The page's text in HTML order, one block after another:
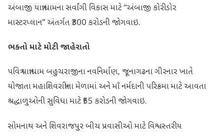
અંબાજી યાત્રાધામના સર્વાંગી વિકાસ માટે “અંબાજી કોરીડોર
માસ્ટરપ્લાન” અંતર્ગત ₹300 કરોડની જોગવાઇ.
ભક્તો માટે મોટી જાહેરાતો
પવિત્ર યાત્રાધામ બહુચરાજીના નવનિર્માણ, જૂનાગઢના ગીરનાર ખાતે
યોજાતા મહાશિવરાત્રીના મેળામાં અને માઁ નર્મદાની પરિક્રમા માટે આવતા
શ્રદ્ધાળુઓની સુવિધા માટે ₹55 કરોડની જોગવાઇ.
સોમનાથ અને શિવરાજપુર બીચ પ્રવાસીઓ માટે વિશ્વસ્તરીય